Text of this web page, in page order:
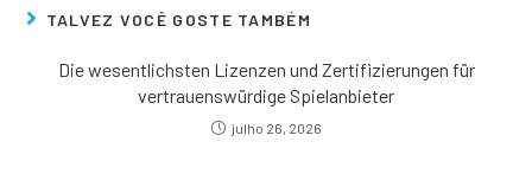
TALVEZ VOCÊ GOSTE TAMBÉM
Die wesentlichsten Lizenzen und Zertifizierungen für
vertrauenswürdige Spielanbieter
julho 26, 2026